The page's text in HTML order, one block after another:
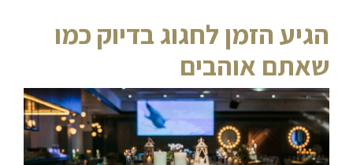
הגיע הזמן לחגוג בדיוק כמו
שאתם אוהבים